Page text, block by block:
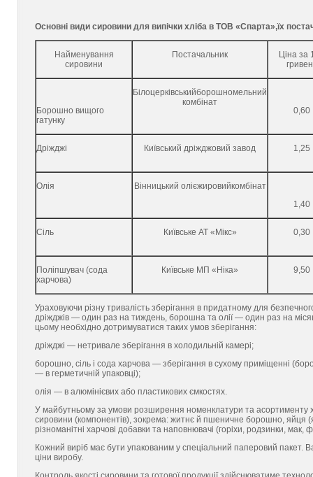
Основні види сировини для випічки хліба в ТОВ «Спарта»,їх
Найменування
сировини
Постачальник
Ціна за
Борошно вищого
гатунку
Білоцерківськийборошномельний
комбінат
0,60
Дріжджі Київський дріжджовий завод 1,25
Олія
Вінницький олієжировийкомбінат
1,40
Сіль Київське АТ «Мікс» 0,30
Поліпшувач (сода
харчова)
Київське МП «Ніка» 9,50
Ураховуючи різну тривалість зберігання в придатному для
дріжджів — один раз на тиждень, борошна та олії — один раз на
цьому необхідно дотримуватися таких умов зберігання:
дріжджі — нетривале зберігання в холодильній камері;
борошно, сіль і сода харчова — зберігання в сухому приміщенні
— в герметичній упаковці);
олія — в алюмінієвих або пластикових ємкостях.
У майбутньому за умови розширення номенклатури та асортименту
сировини (компонентів), зокрема: житнє й пшеничне борошно, яйця
різноманітні харчові добавки та наповнювачі (горіхи, родзинки,
Кожний виріб має бути упакованим у спеціальний паперовий пакет.
ціни виробу.